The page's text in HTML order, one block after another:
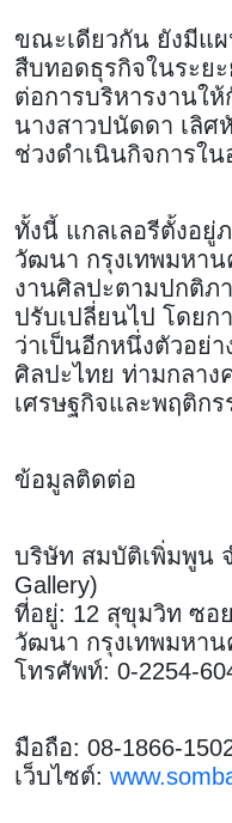
ขณะเดียวกัน ยังมีแ
สืบทอดธุรกิจในระย
ต่อการบริหารงานใ
นางสาวปนัดดา เลิศ
ช่วงดำเนินกิจการใ
ทั้งนี้ แกลเลอรีตั้งอยู่
วัฒนา กรุงเทพมหาน
งานศิลปะตามปกติภ
ปรับเปลี่ยนไป โดยก
ว่าเป็นอีกหนึ่งตัวอย่
ศิลปะไทย ท่ามกลาง
เศรษฐกิจและพฤติก
ข้อมูลติดต่อ
บริษัท สมบัติเพิ่มพูน
Gallery)
ที่อยู่: 12 สุขุมวิท ซอ
วัฒนา กรุงเทพมหาน
โทรศัพท์: 0-2254-
มือถือ: 08-1866-
เว็บไซต์: